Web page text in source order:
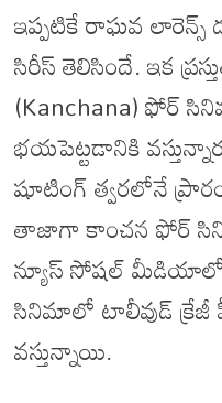
ఇప్పటికే రాఘవ లారెన్స్
సిరీస్ తెలిసిందే. ఇక
(Kanchana) ఫోర్
భయపెట్టడానికి
షూటింగ్ త్వరలోనే
తాజాగా కాంచన ఫోర్
న్యూస్ సోషల్ మీడియాలో
సినిమాలో టాలీవుడ్ క్రేజీ
వస్తున్నాయి.